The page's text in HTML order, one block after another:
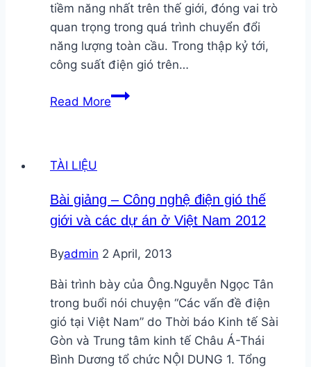
tiềm năng nhất trên thế giới, đóng vai trò
quan trọng trong quá trình chuyển đổi
năng lượng toàn cầu. Trong thập kỷ tới,
công suất điện gió trên…
Read MoreXây
lượng
gió
–
Thái
Bình
Dương
(GWEC)
TÀI LIỆU
Bài giảng – Công nghệ điện gió thế
giới và các dự án ở Việt Nam 2012
Byadmin 2 April, 2013
Bài trình bày của Ông.Nguyễn Ngọc Tân
trong buổi nói chuyện “Các vấn đề điện
gió tại Việt Nam” do Thời báo Kinh tế Sài
Gòn và Trung tâm kinh tế Châu Á-Thái
Bình Dương tổ chức NỘI DUNG 1. Tổng